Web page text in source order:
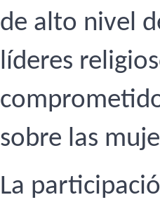
de alto nivel
líderes
sobre las
La